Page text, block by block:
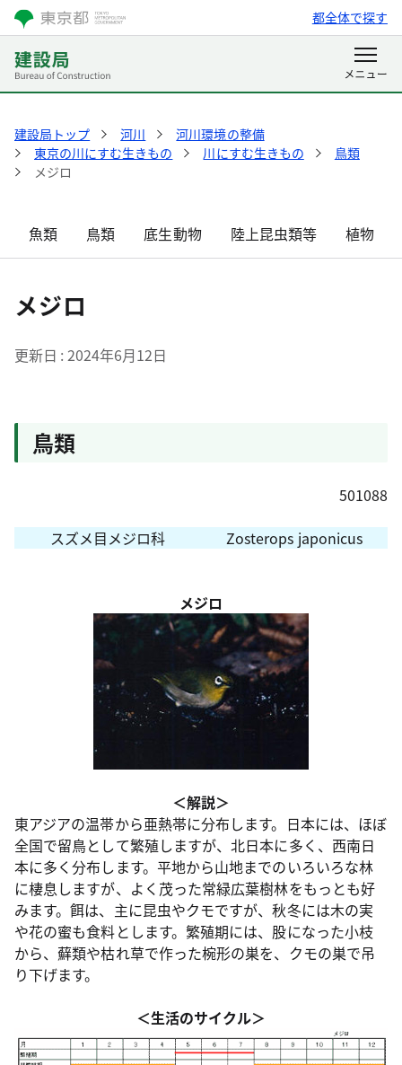
都全体で探す
建設局トップ 河川
河川環境の整備
東京の川にすむ生きもの
川にすむ生きもの
鳥類
メジロ
魚類 鳥類 底生動物 陸上昆虫類等 植物
メジロ
更新日 2024年6月12日
鳥類
501088
スズメ目メジロ科
Zosterops japonicus
メジロ
＜解説＞
東アジアの温帯から亜熱帯に分布します。日本には、ほぼ
全国で留鳥として繁殖しますが、北日本に多く、西南日
本に多く分布します。平地から山地までのいろいろな林
に棲息しますが、よく茂った常緑広葉樹林をもっとも好
みます。餌は、主に昆虫やクモですが、秋冬には木の実
や花の蜜も食料とします。繁殖期には、股になった小枝
から、蘚類や枯れ草で作った椀形の巣を、クモの巣で吊
り下げます。
＜生活のサイクル＞